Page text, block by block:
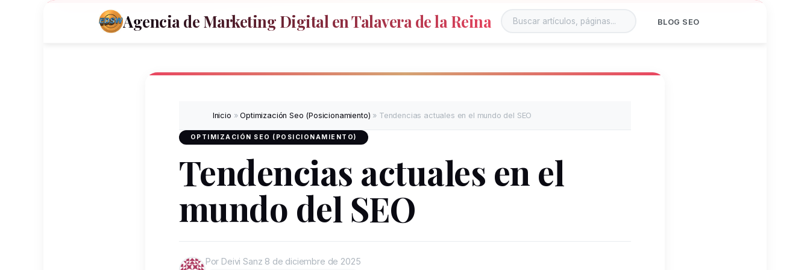
Agencia de Marketing Digital en Talavera de la Reina Buscar en el sitio BLOG SEO
Inicio »Optimización Seo (Posicionamiento) » Tendencias actuales en el mundo del SEO
OPTIMIZACIÓN SEO (POSICIONAMIENTO)
Tendencias actuales en el
mundo del SEO
Por Deivi Sanz 8 de diciembre de 2025